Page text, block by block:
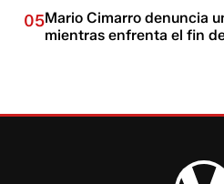
05Mario Cimarro denuncia
mientras enfrenta el fin